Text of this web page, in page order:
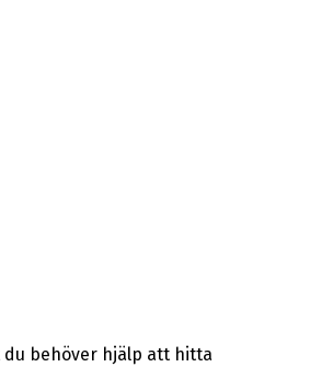
du behöver hjälp att hitta